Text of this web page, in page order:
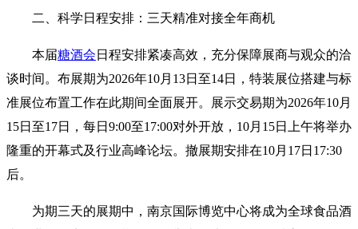
二、科学日程安排：三天精准对接全年商机
本届糖酒会 日程安排紧凑高效，充分保障展商与观众的洽
谈时间。布展期为2026年10月13日至14日，特装展位搭建与标
准展位布置工作在此期间全面展开。展示交易期为2026年10月
15日至17日，每日9:00至17:00对外开放，10月15日上午将举办
隆重的开幕式及行业高峰论坛。撤展期安排在10月17日17:30
后。
为期三天的展期中，南京国际博览中心将成为全球食品酒